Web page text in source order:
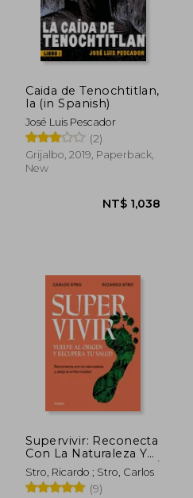
NT$ 772
NT$ 1,014
Caida de Tenochtitlan,
la (in Spanish)
José Luis Pescador
(2)
Grijalbo, 2019, Paperback,
New
Supervivir: Reconecta
Con La Naturaleza Y
Aleja La Enfermedad /
Survival. Go Bac K to
the Origin and
Stro, Ricardo ; Stro, Carlos
(9)